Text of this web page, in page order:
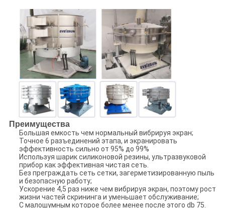
Преимущества
Большая емкость чем нормальный вибрируя экран;
Точное 6 разъединений этапа, и экранировать
эффективность сильно от 95% до 99%
Используя шарик силиконовой резины, ультразвуковой
прибор как эффективная чистая сеть.
Без преграждать сеть сетки, загерметизированную пыль
и безопасную работу;
Ускорение 4,5 раз ниже чем вибрируя экран, поэтому рост
жизни частей скрининга и уменьшает обслуживание;
С малошумным которое более менее после этого db 75.